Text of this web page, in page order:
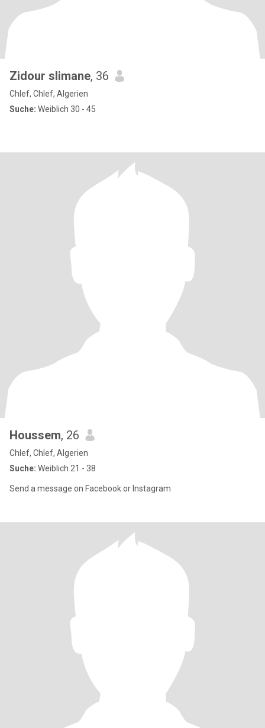
Zidour slimane, 36
Chlef, Chlef, Algerien
Suche: Weiblich 30 - 45
Houssem, 26
Chlef, Chlef, Algerien
Suche: Weiblich 21 - 38
Send a message on Facebook or Instagram